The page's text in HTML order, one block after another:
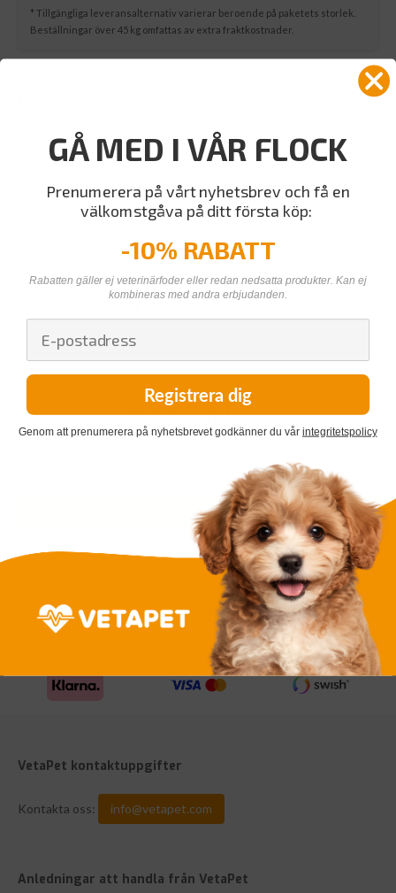
* Tillgängliga leveransalternativ varierar beroende på paketets storlek.
Beställningar över 45 kg omfattas av extra fraktkostnader.
Svenska DjurApotekets Probiotika bidrar till att stabilisera
tarmfloran.Probiotika består av mjölksyrabakterier som har
god effekt vid störning i tarmfloran tex vid krånglande mage,
foderskifte, resa mmMjölksyrabakterier hjälper till att bibehålla
Kundrecensioner
Var först med att skriva en recension
Skriv en recension
VetaPet kontaktuppgifter
Kontakta oss: info@vetapet.com
Anledningar att handla från VetaPet
GÅ MED I VÅR FLOCK
Prenumerera på vårt nyhetsbrev och få en
välkomstgåva på ditt första köp:
-10% RABATT
Rabatten gäller ej veterinärfoder eller redan nedsatta produkter. Kan ej
kombineras med andra erbjudanden.
Registrera dig
Genom att prenumerera på nyhetsbrevet godkänner du vår integritetspolicy